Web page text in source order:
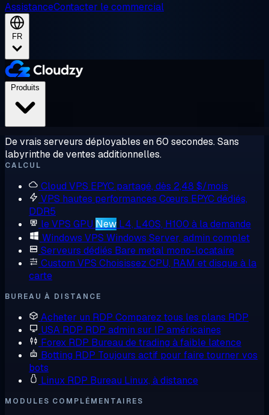
AssistanceContacter le commercial
FR
De vrais serveurs déployables en 60 secondes. Sans
labyrinthe de ventes additionnelles.
CALCUL
Cloud VPS EPYC partagé, dès 2,48 $/mois
VPS hautes performances Cœurs EPYC dédiés,
DDR5
le VPS GPU New L4, L40S, H100 à la demande
Windows VPS Windows Server, admin complet
Serveurs dédiés Bare metal mono-locataire
Custom VPS Choisissez CPU, RAM et disque à la
carte
BUREAU À DISTANCE
Acheter un RDP Comparez tous les plans RDP
USA RDP RDP admin sur IP américaines
Forex RDP Bureau de trading à faible latence
Botting RDP Toujours actif pour faire tourner vos
bots
Linux RDP Bureau Linux, à distance
MODULES COMPLÉMENTAIRES